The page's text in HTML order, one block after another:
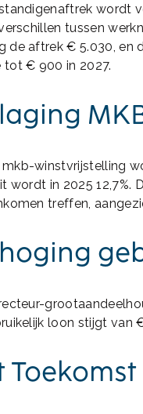
wordt
tussen
de aftrek € 5.030, en
tot € 900 in 2027.
winstvrijstelling
wordt in 2025
treffen,
loon stijgt van
Toekomst